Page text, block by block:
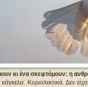
κι ένα σκεφτόμουν: η
Κυριολεκτικά. Δεν